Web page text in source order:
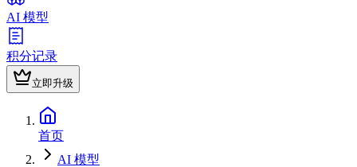
AI 模型
积分记录
立即升级
首页
AI 模型